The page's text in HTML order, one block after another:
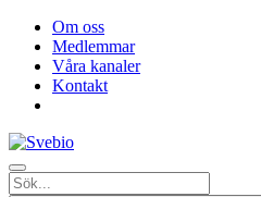
Om oss
Medlemmar
Våra kanaler
Kontakt